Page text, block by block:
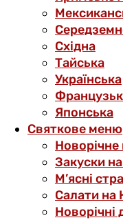
Східна
Тайська
Українська
Японська
Святкове меню
Закуски
М’ясні
Салати на
Новорічні